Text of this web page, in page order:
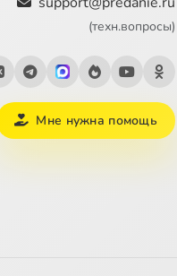
(техн.вопросы)
Мне нужна помощь